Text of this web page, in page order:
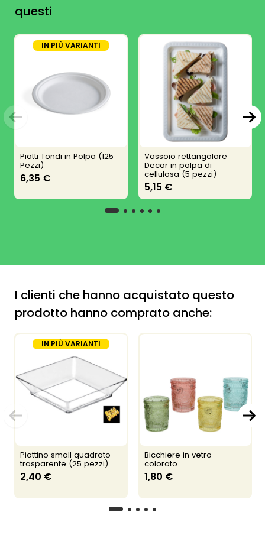
questi
IN PIÙ VARIANTI
Piatti Tondi in Polpa (125
Pezzi)
6,35 €
Vassoio rettangolare
Decor in polpa di
cellulosa (5 pezzi)
5,15 €
I clienti che hanno acquistato questo
prodotto hanno comprato anche:
IN PIÙ VARIANTI
Piattino small quadrato
trasparente (25 pezzi)
2,40 €
Bicchiere in vetro
colorato
1,80 €